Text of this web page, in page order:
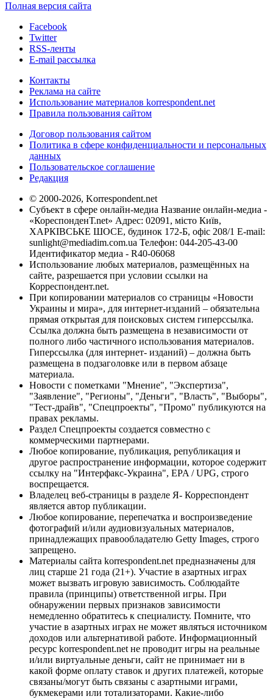
Полная версия сайта
Facebook
Twitter
RSS-ленты
E-mail рассылка
Контакты
Реклама на сайте
Использование материалов korrespondent.net
Правила пользования сайтом
Договор пользования сайтом
Политика в сфере конфиденциальности и персональных
данных
Пользовательское соглашение
Редакция
© 2000-2026, Korrespondent.net
Субъект в сфере онлайн-медиа Название онлайн-медиа -
«КореспонденТ.net» Адрес: 02091, місто Київ,
ХАРКІВСЬКЕ ШОСЕ, будинок 172-Б, офіс 208/1 E-mail:
sunlight@mediadim.com.ua Телефон: 044-205-43-00
Идентификатор медиа - R40-06068
Использование любых материалов, размещённых на
сайте, разрешается при условии ссылки на
Корреспондент.net.
При копировании материалов со страницы «Новости
Украины и мира», для интернет-изданий – обязательна
прямая открытая для поисковых систем гиперссылка.
Ссылка должна быть размещена в независимости от
полного либо частичного использования материалов.
Гиперссылка (для интернет- изданий) – должна быть
размещена в подзаголовке или в первом абзаце
материала.
Новости с пометками "Мнение", "Экспертиза",
"Заявление", "Регионы", "Деньги", "Власть", "Выборы",
"Тест-драйв", "Спецпроекты", "Промо" публикуются на
правах рекламы.
Раздел Спецпроекты создается совместно с
коммерческими партнерами.
Любое копирование, публикация, републикация и
другое распространение информации, которое содержит
ссылку на "Интерфакс-Украина", EPA / UPG, строго
воспрещается.
Владелец веб-страницы в разделе Я- Корреспондент
является автор публикации.
Любое копирование, перепечатка и воспроизведение
фотографий и/или аудиовизуальных материалов,
принадлежащих правообладателю Getty Images, строго
запрещено.
Материалы сайта korrespondent.net предназначены для
лиц старше 21 года (21+). Участие в азартных играх
может вызвать игровую зависимость. Соблюдайте
правила (принципы) ответственной игры. При
обнаружении первых признаков зависимости
немедленно обратитесь к специалисту. Помните, что
участие в азартных играх не может являться источником
доходов или альтернативой работе. Информационный
ресурс korrespondent.net не проводит игры на реальные
и/или виртуальные деньги, сайт не принимает ни в
какой форме оплату ставок и других платежей, которые
связаны/могут быть связаны с азартными играми,
букмекерами или тотализаторами. Какие-либо